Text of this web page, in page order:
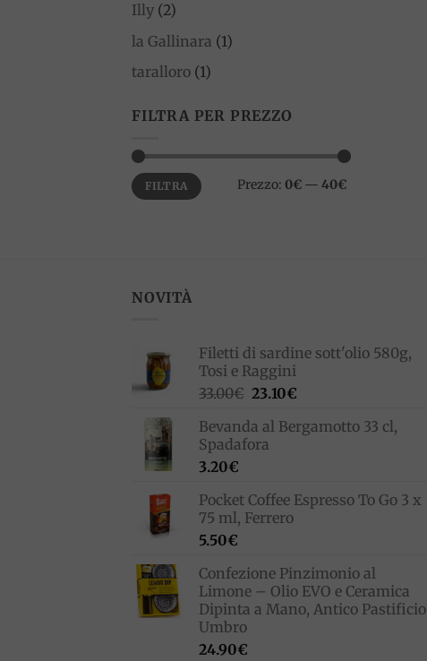
Illy (2)
la Gallinara (1)
taralloro (1)
FILTRA PER PREZZO
Prezzo
Min
Prezzo
MaxFILTRA Prezzo: 0€ — 40€
NOVITÀ
Filetti di sardine sott'olio 580g,
Tosi e Raggini
33.00€ Il
originale
era:
23.10€Il
attuale
Bevanda al Bergamotto 33 cl,
Spadafora
3.20€
Pocket Coffee Espresso To Go 3 x
75 ml, Ferrero
5.50€
Confezione Pinzimonio al
Limone – Olio EVO e Ceramica
Dipinta a Mano, Antico Pastificio
Umbro
24.90€